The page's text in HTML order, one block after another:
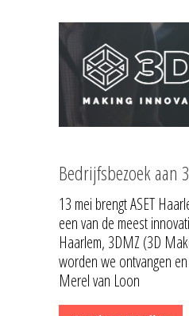
Bedrijfsbezoek aan
13 mei brengt ASET
een van de meest
Haarlem, 3DMZ (3D
worden we ontvangen
Merel van Loon